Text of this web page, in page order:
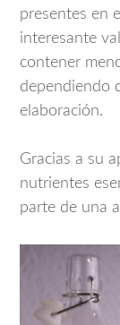
presentes en
interesante
contener
dependiendo
elaboración.
Gracias a su
nutrientes
parte de una